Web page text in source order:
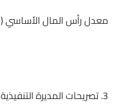
معدل رأس المال الأساسي (CET1) بلغ 13.7%.
3. تصريحات المديرة التنفيذية جين فرايزر: